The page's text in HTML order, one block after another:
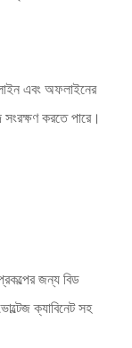
এবং অফলাইনের
করতে পারে।
জন্য বিড
ক্যাবিনেট সহ